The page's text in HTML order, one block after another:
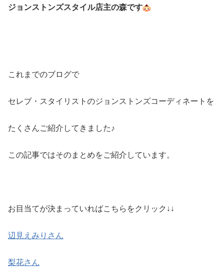
ジョンストンズスタイル店主の森です
これまでのブログで
セレブ・スタイリストのジョンストンズコーディネートを
たくさんご紹介してきました♪
この記事ではそのまとめをご紹介しています。
お目当てが決まっていればこちらをクリック↓↓
辺見えみりさん
梨花さん